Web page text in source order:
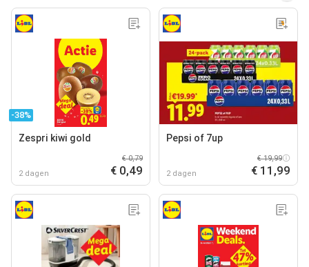
-38%
Zespri kiwi gold
2 dagen
€ 0,79
€ 0,49
Pepsi of 7up
2 dagen
€ 19,99
€ 11,99